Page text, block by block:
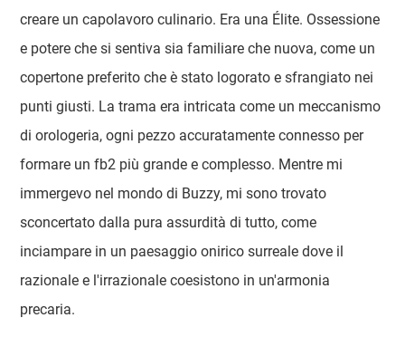
creare un capolavoro culinario. Era una Élite. Ossessione
e potere che si sentiva sia familiare che nuova, come un
copertone preferito che è stato logorato e sfrangiato nei
punti giusti. La trama era intricata come un meccanismo
di orologeria, ogni pezzo accuratamente connesso per
formare un fb2 più grande e complesso. Mentre mi
immergevo nel mondo di Buzzy, mi sono trovato
sconcertato dalla pura assurdità di tutto, come
inciampare in un paesaggio onirico surreale dove il
razionale e l'irrazionale coesistono in un'armonia
precaria.